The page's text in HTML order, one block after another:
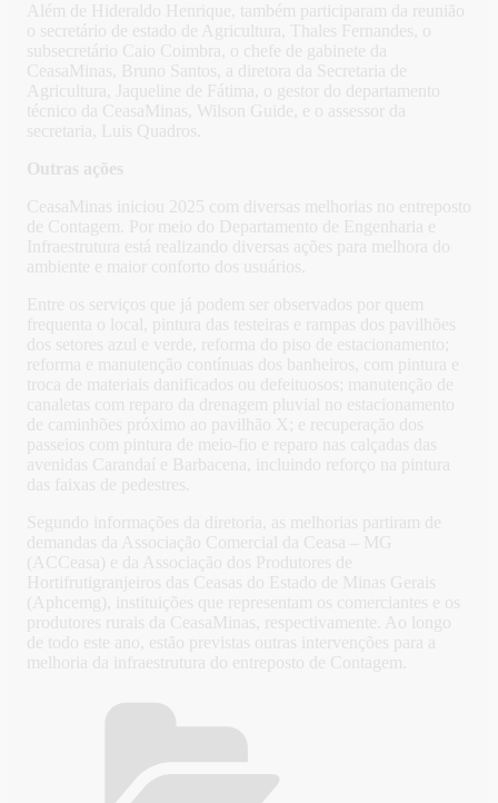
Além de Hideraldo Henrique, também participaram da reunião
o secretário de estado de Agricultura, Thales Fernandes, o
subsecretário Caio Coimbra, o chefe de gabinete da
CeasaMinas, Bruno Santos, a diretora da Secretaria de
Agricultura, Jaqueline de Fátima, o gestor do departamento
técnico da CeasaMinas, Wilson Guide, e o assessor da
secretaria, Luis Quadros.
Outras ações
CeasaMinas iniciou 2025 com diversas melhorias no entreposto
de Contagem. Por meio do Departamento de Engenharia e
Infraestrutura está realizando diversas ações para melhora do
ambiente e maior conforto dos usuários.
Entre os serviços que já podem ser observados por quem
frequenta o local, pintura das testeiras e rampas dos pavilhões
dos setores azul e verde, reforma do piso de estacionamento;
reforma e manutenção contínuas dos banheiros, com pintura e
troca de materiais danificados ou defeituosos; manutenção de
canaletas com reparo da drenagem pluvial no estacionamento
de caminhões próximo ao pavilhão X; e recuperação dos
passeios com pintura de meio-fio e reparo nas calçadas das
avenidas Carandaí e Barbacena, incluindo reforço na pintura
das faixas de pedestres.
Segundo informações da diretoria, as melhorias partiram de
demandas da Associação Comercial da Ceasa – MG
(ACCeasa) e da Associação dos Produtores de
Hortifrutigranjeiros das Ceasas do Estado de Minas Gerais
(Aphcemg), instituições que representam os comerciantes e os
produtores rurais da CeasaMinas, respectivamente. Ao longo
de todo este ano, estão previstas outras intervenções para a
melhoria da infraestrutura do entreposto de Contagem.